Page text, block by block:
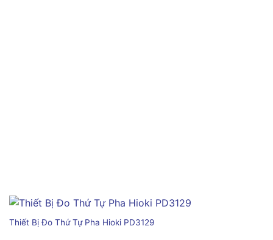
Thiết Bị Đo Thứ Tự Pha Hioki PD3129